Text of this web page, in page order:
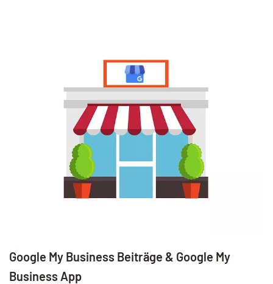
Google My Business Beiträge & Google My
Business App